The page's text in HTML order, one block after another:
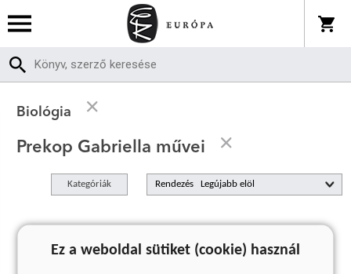
Biológia
Prekop Gabriella művei
Kategóriák Rendezés
A keresett kifejezésre nincs találat
Ez a weboldal sütiket (cookie) használ